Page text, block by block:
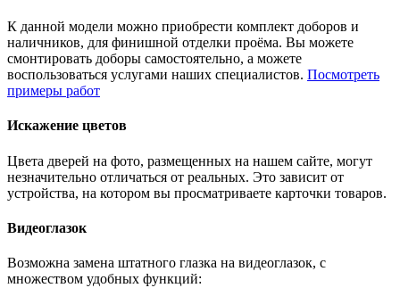
К данной модели можно приобрести комплект доборов и
наличников, для финишной отделки проёма. Вы можете
смонтировать доборы самостоятельно, а можете
воспользоваться услугами наших специалистов. Посмотреть
примеры работ
Искажение цветов
Цвета дверей на фото, размещенных на нашем сайте, могут
незначительно отличаться от реальных. Это зависит от
устройства, на котором вы просматриваете карточки товаров.
Видеоглазок
Возможна замена штатного глазка на видеоглазок, с
множеством удобных функций: